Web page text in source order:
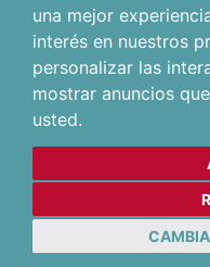
una mejor
interés en nuestros
personalizar las
mostrar anuncios
usted.